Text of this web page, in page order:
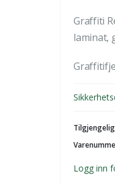
Graffiti
laminat,
Logg inn